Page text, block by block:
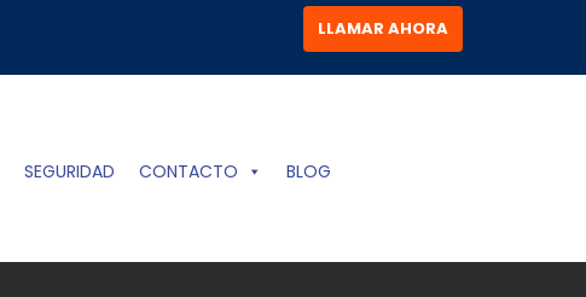
LLAMAR AHORA
SEGURIDAD CONTACTO
BLOG